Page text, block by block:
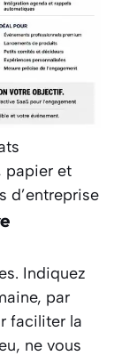
papier et
d’entreprise
Indiquez
par
faciliter la
ne vous